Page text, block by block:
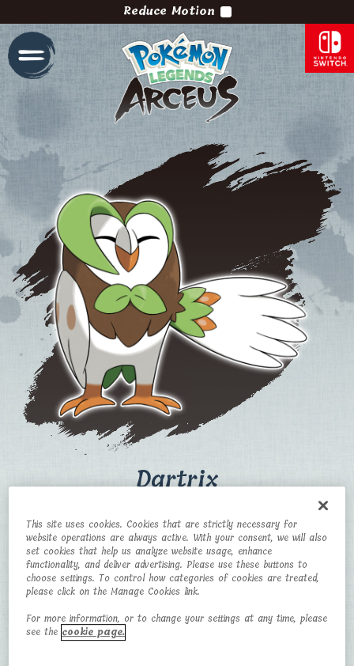
Reduce Motion
Dartrix
CATEGORY
Blade Quill
Pokémon
TYPE
Grass/Flying
HEIGHT
0,7 m
This site uses cookies. Cookies that are strictly necessary for
website operations are always active. With your consent, we will also
set cookies that help us analyze website usage, enhance
functionality, and deliver advertising. Please use these buttons to
choose settings. To control how categories of cookies are treated,
please click on the Manage Cookies link.
For more information, or to change your settings at any time, please
see the cookie page.